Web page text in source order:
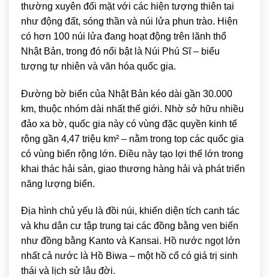
thường xuyên đối mặt với các hiện tượng thiên tai
như động đất, sóng thần và núi lửa phun trào. Hiện
có hơn 100 núi lửa đang hoạt động trên lãnh thổ
Nhật Bản, trong đó nổi bật là Núi Phú Sĩ– biểu
tượng tự nhiên và văn hóa quốc gia.
Đường bờ biển của Nhật Bản kéo dài gần 30.000
km, thuộc nhóm dài nhất thế giới. Nhờ sở hữu nhiều
đảo xa bờ, quốc gia này có vùng đặc quyền kinh tế
rộng gần 4,47 triệu km² – nằm trong top các quốc gia
có vùng biển rộng lớn. Điều này tạo lợi thế lớn trong
khai thác hải sản, giao thương hàng hải và phát triển
năng lượng biển.
Địa hình chủ yếu là đồi núi, khiến diện tích canh tác
và khu dân cư tập trung tại các đồng bằng ven biển
như đồng bằng Kanto và Kansai. Hồ nước ngọt lớn
nhất cả nước là Hồ Biwa – một hồ cổ có giá trị sinh
thái và lịch sử lâu đời.